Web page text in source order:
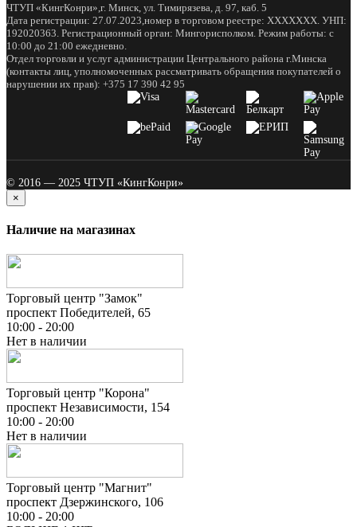
ЧТУП «КингКонри»,г. Минск, ул. Тимирязева, д. 97, каб. 5
Дата регистрации: 27.07.2023,номер в торговом реестре: XXXXXXX. УНП:
192020363. Регистрационный орган: Мингорисполком. Режим работы: с
10:00 до 21:00 ежедневно.
Отдел торговли и услуг администрации Центрального района г.Минска
(контакты лиц, уполномоченных рассматривать обращения покупателей о
нарушении их прав): +375 17 390 42 95
© 2016 — 2025 ЧТУП «КингКонри»
×
Наличие на магазинах
Торговый центр "Замок"
проспект Победителей, 65
10:00 - 20:00
Нет в наличии
Торговый центр "Корона"
проспект Независимости, 154
10:00 - 20:00
Нет в наличии
Торговый центр "Магнит"
проспект Дзержинского, 106
10:00 - 20:00